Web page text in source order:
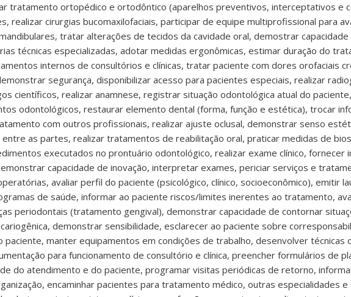
tratamento ortopédico e ortodôntico (aparelhos preventivos, interceptativos e
realizar cirurgias bucomaxilofaciais, participar de equipe multiprofissional para
tratar alterações de tecidos da cavidade oral, demostrar
técnicas especializadas, adotar medidas ergonômicas, estimar duração do
internos de consultórios e clínicas, tratar paciente com dores orofaciais
segurança, disponibilizar acesso para pacientes especiais, realizar
científicos, realizar anamnese, registrar situação odontológica atual do
odontológicos, restaurar elemento dental (forma, função e estética), trocar
com outros profissionais, realizar ajuste oclusal, demonstrar senso
as partes, realizar tratamentos de reabilitação oral, praticar medidas de
executados no prontuário odontológico, realizar exame clínico, fornecer
capacidade de inovação, interpretar exames, periciar serviços e
avaliar perfil do paciente (psicológico, clínico, socioeconômico), emitir
de saúde, informar ao paciente riscos/limites inerentes ao tratamento,
periodontais (tratamento gengival), demonstrar capacidade de contornar
demonstrar sensibilidade, esclarecer ao paciente sobre
manter equipamentos em condições de trabalho, desenvolver
para funcionamento de consultório e clínica, preencher formulários de
do atendimento e do paciente, programar visitas periódicas de retorno,
encaminhar pacientes para tratamento médico, outras especialidades